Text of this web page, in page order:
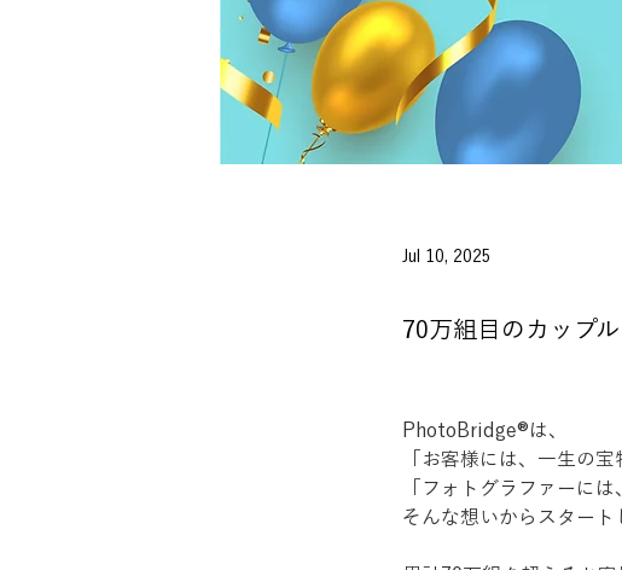
Jul 10, 2025
70万組目のカップ
PhotoBridge®︎は、
「お客様には、一生の
「フォトグラファーに
そんな想いからスタート